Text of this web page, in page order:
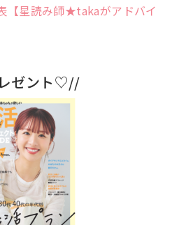
【星読み師★takaがアドバイ
ゼント♡//